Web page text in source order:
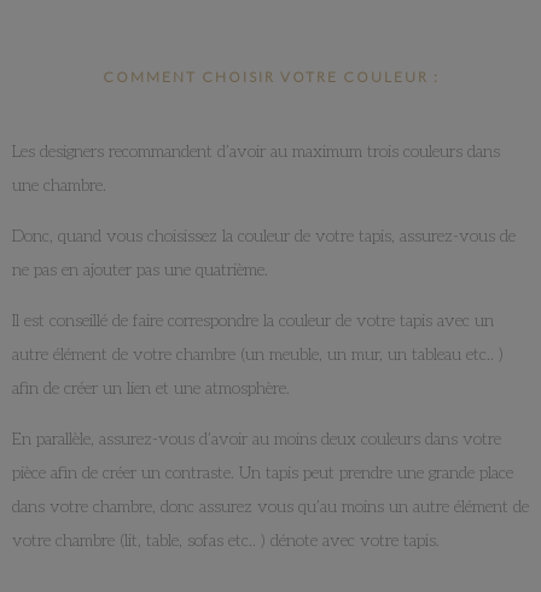
COMMENT CHOISIR VOTRE COULEUR :
Les designers recommandent d’avoir au maximum trois couleurs dans
une chambre.
Donc, quand vous choisissez la couleur de votre tapis, assurez-vous de
ne pas en ajouter pas une quatrième.
Il est conseillé de faire correspondre la couleur de votre tapis avec un
autre élément de votre chambre (un meuble, un mur, un tableau etc.. )
afin de créer un lien et une atmosphère.
En parallèle, assurez-vous d’avoir au moins deux couleurs dans votre
pièce afin de créer un contraste. Un tapis peut prendre une grande place
dans votre chambre, donc assurez vous qu’au moins un autre élément de
votre chambre (lit, table, sofas etc.. ) dénote avec votre tapis.